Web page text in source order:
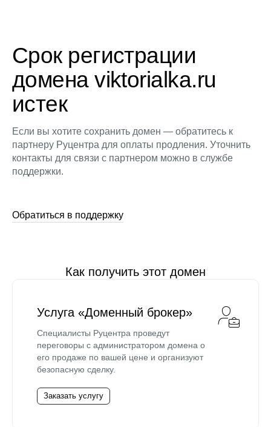
Срок регистрации
домена viktorialka.ru
истек
Если вы хотите сохранить домен — обратитесь к
партнеру Руцентра для оплаты продления. Уточнить
контакты для связи с партнером можно в службе
поддержки.
Обратиться в поддержку
Как получить этот домен
Услуга «Доменный брокер»
Специалисты Руцентра проведут
переговоры с администратором домена о
его продаже по вашей цене и организуют
безопасную сделку.
Заказать услугу